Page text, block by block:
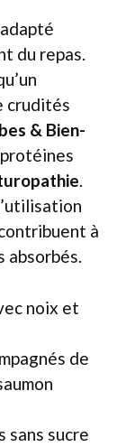
du repas.
crudités
& Bien-
.
à
absorbés.
noix et
de
sans sucre